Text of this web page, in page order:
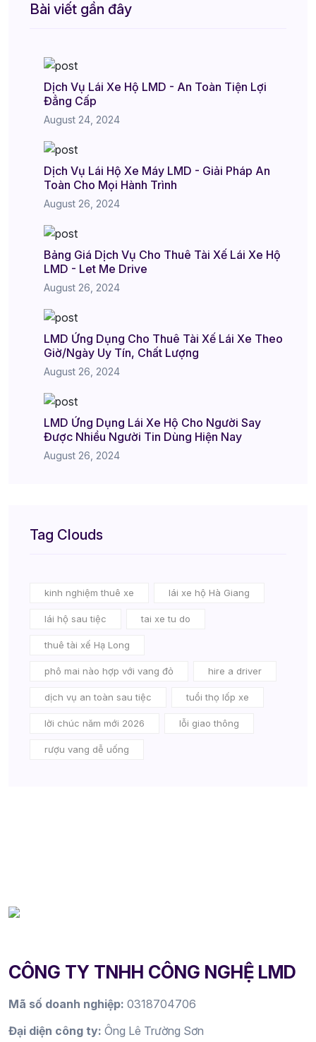
Bài viết gần đây
Dịch Vụ Lái Xe Hộ LMD - An Toàn Tiện Lợi
Đẳng Cấp
August 24, 2024
Dịch Vụ Lái Hộ Xe Máy LMD - Giải Pháp An
Toàn Cho Mọi Hành Trình
August 26, 2024
Bảng Giá Dịch Vụ Cho Thuê Tài Xế Lái Xe Hộ
LMD - Let Me Drive
August 26, 2024
LMD Ứng Dụng Cho Thuê Tài Xế Lái Xe Theo
Giờ/Ngày Uy Tín, Chất Lượng
August 26, 2024
LMD Ứng Dụng Lái Xe Hộ Cho Người Say
Được Nhiều Người Tin Dùng Hiện Nay
August 26, 2024
Tag Clouds
kinh nghiệm thuê xe lái xe hộ Hà Giang
lái hộ sau tiệc tai xe tu do
thuê tài xế Hạ Long
phô mai nào hợp với vang đỏ hire a driver
dịch vụ an toàn sau tiệc tuổi thọ lốp xe
lời chúc năm mới 2026 lỗi giao thông
rượu vang dễ uống
CÔNG TY TNHH CÔNG NGHỆ LMD
Mã số doanh nghiệp: 0318704706
Đại diện công ty: Ông Lê Trường Sơn